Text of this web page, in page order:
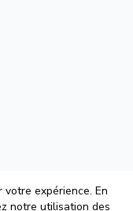
expérience. En
notre utilisation des